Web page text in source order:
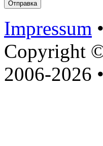
Impressum •
Copyright
2006-2026